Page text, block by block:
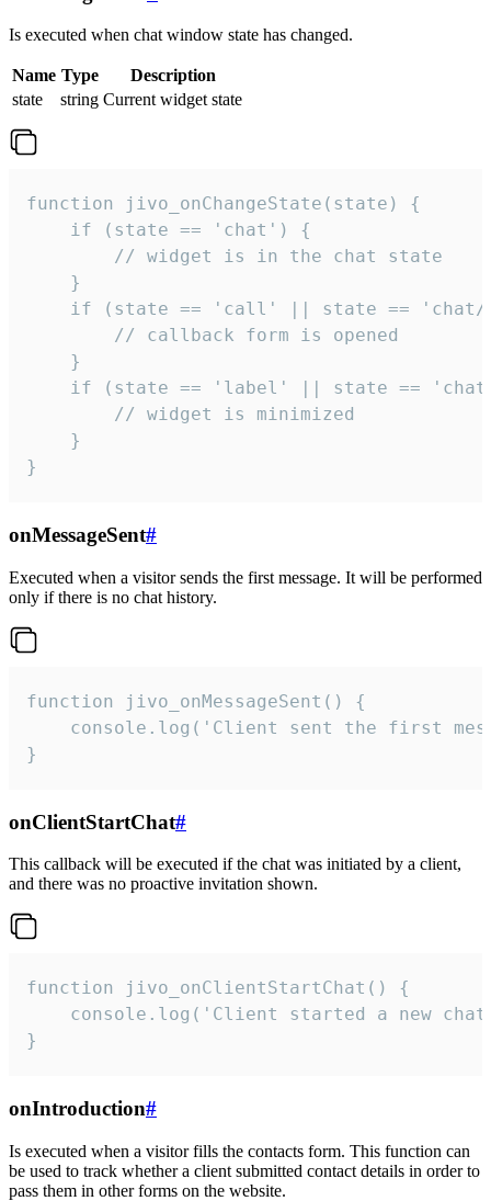
Is executed when chat window state has changed.
Name Type
Description
state
string Current widget state
function jivo_onChangeState(state) {
    if (state == 'chat') {
        // widget is in the chat state
    }
if (state == 'call' || state ==
        // callback form is opened
    }
if (state == 'label' || state ==
        // widget is minimized
    }
}
onMessageSent#
Executed when a visitor sends the first message. It will be performed
only if there is no chat history.
function jivo_onMessageSent() {
console.log('Client sent the first
}
onClientStartChat#
This callback will be executed if the chat was initiated by a client,
and there was no proactive invitation shown.
function jivo_onClientStartChat() {
console.log('Client started a new
}
onIntroduction#
Is executed when a visitor fills the contacts form. This function can
be used to track whether a client submitted contact details in order to
pass them in other forms on the website.